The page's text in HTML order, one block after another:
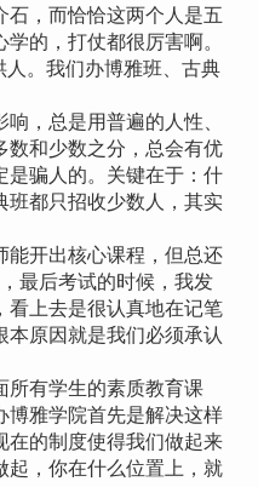
石，而恰恰这两个人是五
的，打仗都很厉害啊。
人。我们办博雅班、古典
，总是用普遍的人性、
数和少数之分，总会有优
是骗人的。关键在于：什
班都只招收少数人，其实
开出核心课程，但总还
最后考试的时候，我发
看上去是很认真地在记笔
原因就是我们必须承认
有学生的素质教育课
博雅学院首先是解决这样
在的制度使得我们做起来
起，你在什么位置上，就